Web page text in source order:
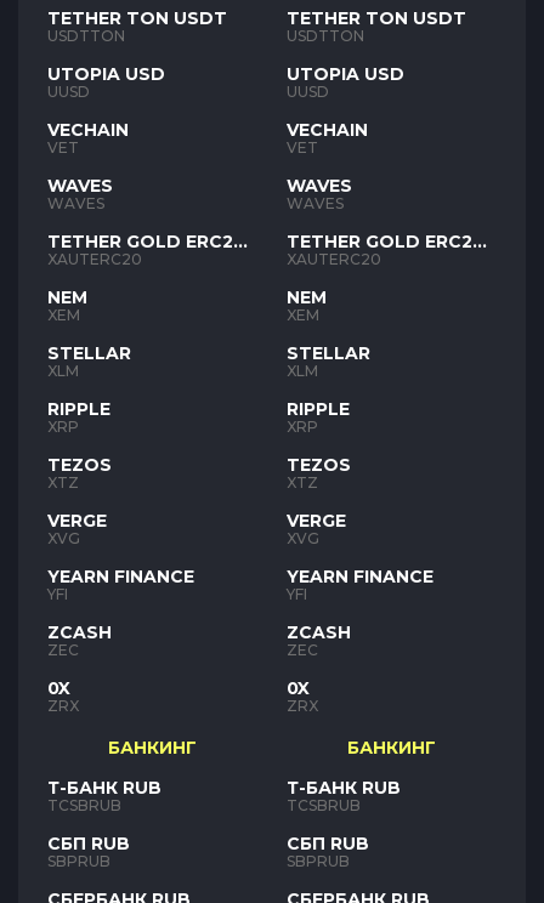
TETHER TON USDT
USDTTON
UTOPIA USD
UUSD
VECHAIN
VET
WAVES
WAVES
TETHER GOLD ERC20
XAUT
XAUTERC20
NEM
XEM
STELLAR
XLM
RIPPLE
XRP
TEZOS
XTZ
VERGE
XVG
YEARN FINANCE
YFI
ZCASH
ZEC
0X
ZRX
БАНКИНГ
Т-БАНК RUB
TCSBRUB
СБП RUB
SBPRUB
TETHER TON USDT
USDTTON
UTOPIA USD
UUSD
VECHAIN
VET
WAVES
WAVES
TETHER GOLD ERC20
XAUT
XAUTERC20
NEM
XEM
STELLAR
XLM
RIPPLE
XRP
TEZOS
XTZ
VERGE
XVG
YEARN FINANCE
YFI
ZCASH
ZEC
0X
ZRX
БАНКИНГ
Т-БАНК RUB
TCSBRUB
СБП RUB
SBPRUB